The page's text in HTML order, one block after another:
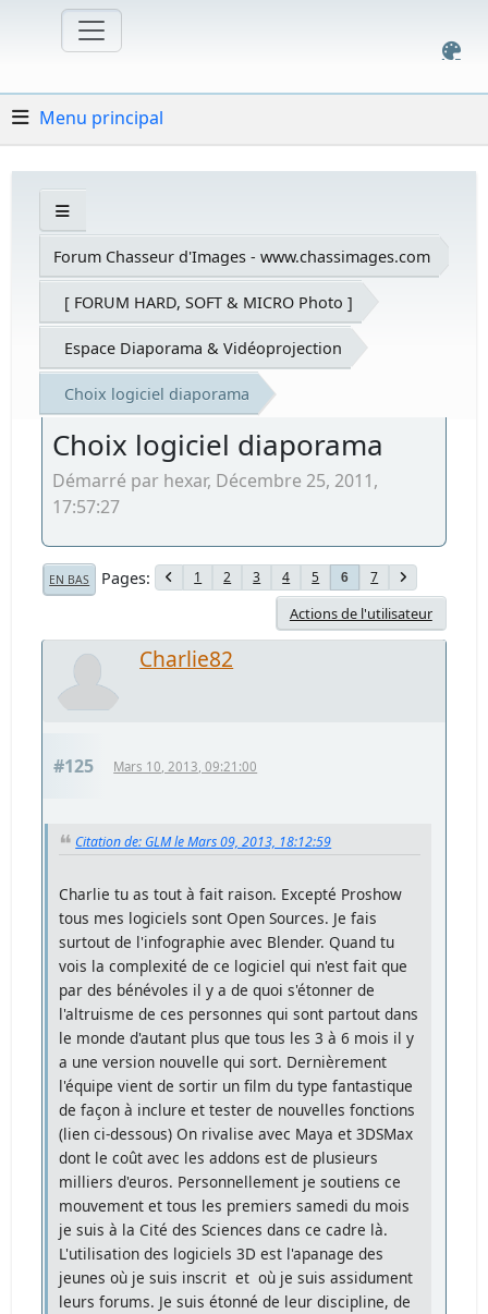
Menu principal
Forum Chasseur d'Images - www.chassimages.com
[ FORUM HARD, SOFT & MICRO Photo ]
Espace Diaporama & Vidéoprojection
Choix logiciel diaporama
Choix logiciel diaporama
Démarré par hexar, Décembre 25, 2011,
17:57:27
EN BAS Pages 1 2 3 4 5 6 7
Actions de l'utilisateur
Charlie82
#125 Mars 10, 2013, 09:21:00
Citation de: GLM le Mars 09, 2013, 18:12:59
Charlie tu as tout à fait raison. Excepté Proshow
tous mes logiciels sont Open Sources. Je fais
surtout de l'infographie avec Blender. Quand tu
vois la complexité de ce logiciel qui n'est fait que
par des bénévoles il y a de quoi s'étonner de
l'altruisme de ces personnes qui sont partout dans
le monde d'autant plus que tous les 3 à 6 mois il y
a une version nouvelle qui sort. Dernièrement
l'équipe vient de sortir un film du type fantastique
de façon à inclure et tester de nouvelles fonctions
(lien ci-dessous) On rivalise avec Maya et 3DSMax
dont le coût avec les addons est de plusieurs
milliers d'euros. Personnellement je soutiens ce
mouvement et tous les premiers samedi du mois
je suis à la Cité des Sciences dans ce cadre là.
L'utilisation des logiciels 3D est l'apanage des
jeunes où je suis inscrit et où je suis assidument
leurs forums. Je suis étonné de leur discipline, de